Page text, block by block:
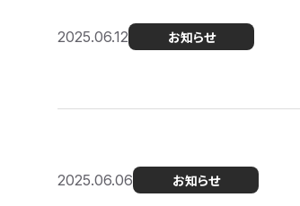
2025.06.12 お知らせ
2025.06.06 お知らせ